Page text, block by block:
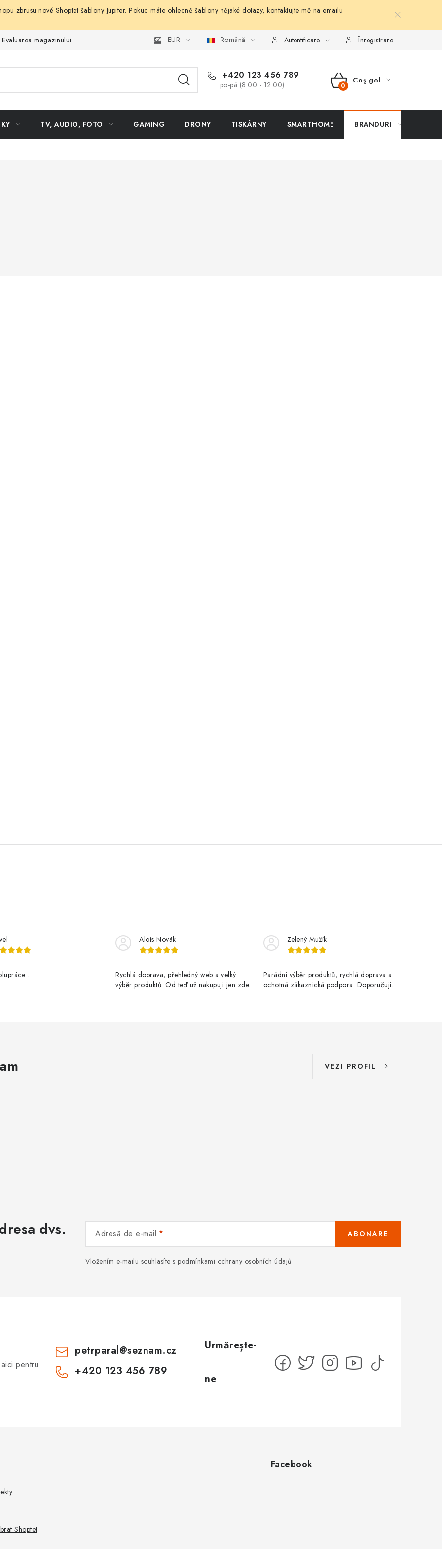
zbrusu nové Shoptet šablony Jupiter. Pokud máte ohledně šablony nějaké dotazy, kontaktujte mě na emailu
Evaluarea magazinului EUR Română Autentificare Înregistrare
+420 123 456 789
po-pá (8:00 - 12:00)
COŞ
CUMPĂRĂTURI
Coş gol
TV, AUDIO, FOTO GAMING DRONY TISKÁRNY SMARTHOME BRANDURI
...
Alois Novák
Rychlá doprava, přehledný web a velký
výběr produktů. Od teď už nakupuji jen zde.
Zelený Mužík
Parádní výběr produktů, rychlá doprava a
ochotná zákaznická podpora. Doporučuji.
VEZI PROFIL
dvs.
Adresă de e-mail
Vložením e-mailu souhlasíte s podmínkami ochrany osobních údajů
ABONARE
pentru
petrparal@seznam.cz
+420 123 456 789
Shoptet
Facebook